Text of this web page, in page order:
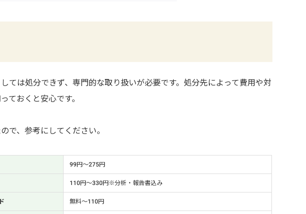
ては処分できず、専門的な取り扱いが必要です。処分先によって費用や対
ておくと安心です。
で、参考にしてください。
99円～275円
110円～330円※分析・報告書込み
無料～110円